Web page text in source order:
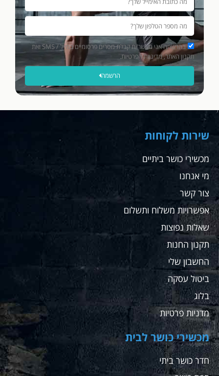
בהרשמה אני מאשר/ת קבלת מסרים פרסומיים במייל / SMS ואת
תקנון האתר, מדיניות הפרטיות.
הרשמה
שירות לקוחות
מכשירי כושר ביתיים
מי אנחנו
צור קשר
אפשרויות משלוח ותשלום
שאלות נפוצות
תקנון החנות
החשבון שלי
ביטול עסקה
בלוג
מדניות פרטיות
מכשירי כושר לבית
חדר כושר ביתי